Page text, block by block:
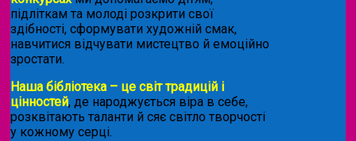
підліткам та молоді розкрити свої
здібності, сформувати художній смак,
навчитися відчувати мистецтво й емоційно
зростати.
Наша бібліотека – це світ традицій і
цінностей, де народжується віра в себе,
розквітають таланти й сяє світло творчості
у кожному серці.